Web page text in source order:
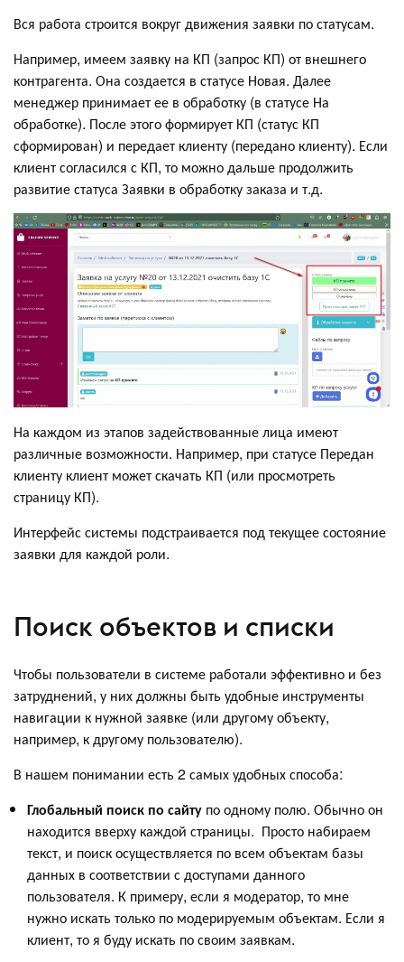
Вся работа строится вокруг движения заявки по статусам.
Например, имеем заявку на КП (запрос КП) от внешнего
контрагента. Она создается в статусе Новая. Далее
менеджер принимает ее в обработку (в статусе На
обработке). После этого формирует КП (статус КП
сформирован) и передает клиенту (передано клиенту). Если
клиент согласился с КП, то можно дальше продолжить
развитие статуса Заявки в обработку заказа и т.д.
На каждом из этапов задействованные лица имеют
различные возможности. Например, при статусе Передан
клиенту клиент может скачать КП (или просмотреть
страницу КП).
Интерфейс системы подстраивается под текущее состояние
заявки для каждой роли.
Поиск объектов и списки
Чтобы пользователи в системе работали эффективно и без
затруднений, у них должны быть удобные инструменты
навигации к нужной заявке (или другому объекту,
например, к другому пользователю).
В нашем понимании есть 2 самых удобных способа:
Глобальный поиск по сайту по одному полю. Обычно он
находится вверху каждой страницы. Просто набираем
текст, и поиск осуществляется по всем объектам базы
данных в соответствии с доступами данного
пользователя. К примеру, если я модератор, то мне
нужно искать только по модерируемым объектам. Если я
клиент, то я буду искать по своим заявкам.